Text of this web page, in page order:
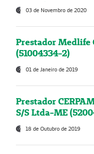
03 de Novembro de 2020
Prestador Medlife
(51004334-2)
01 de Janeiro de 2019
Prestador
S/S Ltda-ME
18 de Outubro de 2019